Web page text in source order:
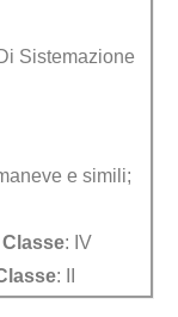
Sistemazione
e simili;
Classe: IV
: II